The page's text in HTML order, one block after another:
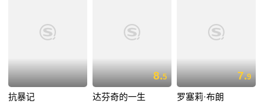
抗暴记
8.5
达芬奇的一生
7.9
罗塞莉·布朗